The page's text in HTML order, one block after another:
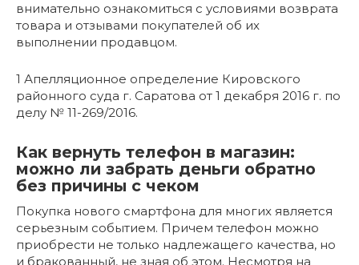
внимательно ознакомиться с условиями возврата
товара и отзывами покупателей об их
выполнении продавцом.
1 Апелляционное определение Кировского
районного суда г. Саратова от 1 декабря 2016 г. по
делу № 11-269/2016.
Как вернуть телефон в магазин:
можно ли забрать деньги обратно
без причины с чеком
Покупка нового смартфона для многих является
серьезным событием. Причем телефон можно
приобрести не только надлежащего качества, но
и бракованный, не зная об этом. Несмотря на